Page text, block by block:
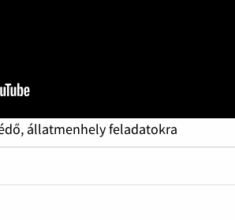
állatmenhely feladatokra